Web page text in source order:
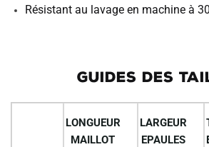
Résistant au lavage en machine à
GUIDES DES
LONGUEUR
MAILLOT
LARGEUR
EPAULES